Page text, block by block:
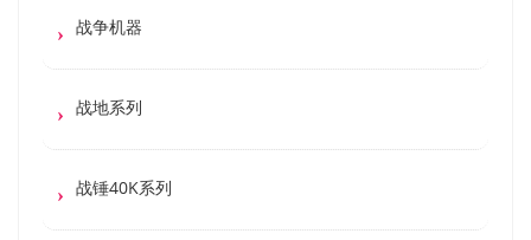
战争机器
战地系列
战锤40K系列